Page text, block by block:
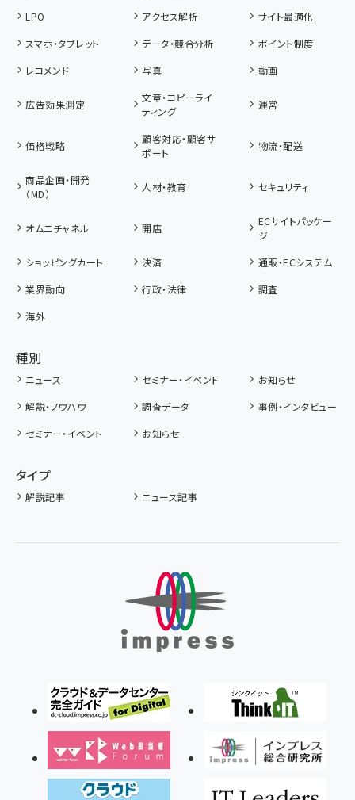
LPO
アクセス解析
サイト最適化
スマホ・タブレット
データ・競合分析
ポイント制度
レコメンド
写真 動画
広告効果測定
文章・コピーライ
ティング
運営
価格戦略
顧客対応・顧客サ
ポート
物流・配送
商品企画・開発
（MD）
人材・教育 セキュリティ
オムニチャネル 開店
ECサイトパッケー
ジ
ショッピングカート
決済
通販・ECシステム
業界動向
行政・法律
調査
海外
種別
ニュース セミナー・イベント
お知らせ
解説・ノウハウ
調査データ
事例・インタビュー
セミナー・イベント
お知らせ
タイプ
解説記事 ニュース記事